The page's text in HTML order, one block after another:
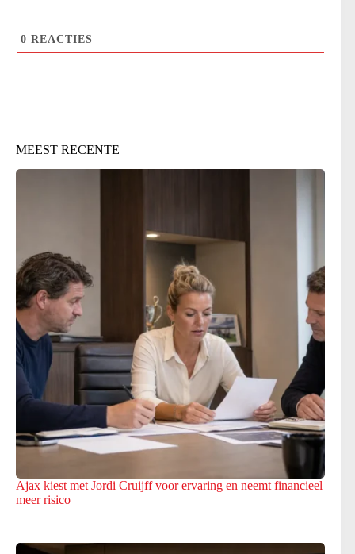
0 REACTIES
MEEST RECENTE
Ajax kiest met Jordi Cruijff voor ervaring en neemt financieel
meer risico